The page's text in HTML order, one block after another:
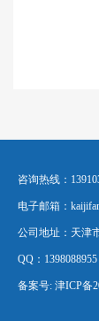
咨询热线：
电子邮箱：
公司地址：天津
QQ：
备案号: 津ICP备